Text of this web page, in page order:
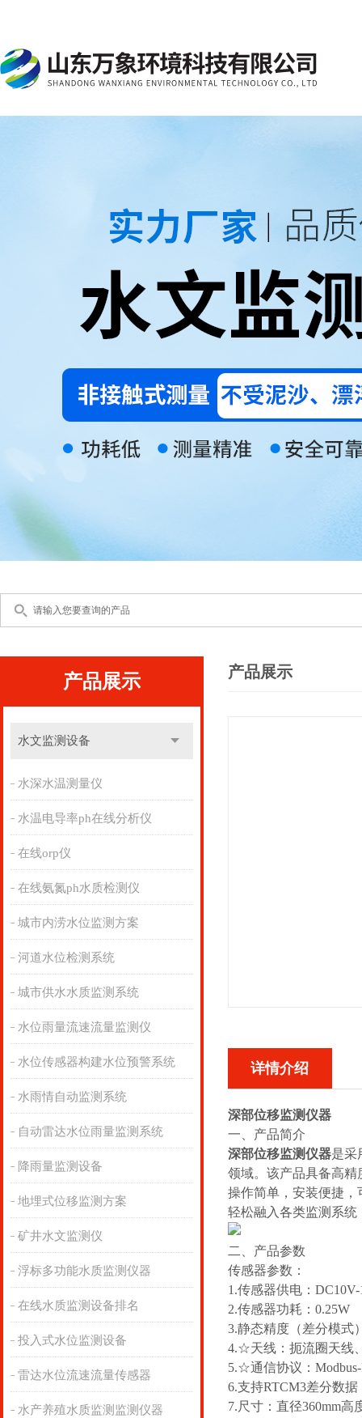
产品展示
水文监测设备
水深水温测量仪
水温电导率ph在线分析仪
在线orp仪
在线氨氮ph水质检测仪
城市内涝水位监测方案
河道水位检测系统
城市供水水质监测系统
水位雨量流速流量监测仪
水位传感器构建水位预警系统
水雨情自动监测系统
自动雷达水位雨量监测系统
降雨量监测设备
地埋式位移监测方案
矿井水文监测仪
浮标多功能水质监测仪器
在线水质监测设备排名
投入式水位监测设备
雷达水位流速流量传感器
水产养殖水质监测监测仪器
产品展示
详情介绍
深部位移监测仪器
一、产品简介
深部位移监测仪器是采
领域。该产品具备高精
操作简单，安装便捷
轻松融入各类监测系
二、产品参数
传感器参数：
1.传感器供电：
2.传感器功耗：0.25W
3.静态精度（差分模式
4.☆天线：扼流圈天线
5.☆通信协议：
6.支持RTCM3差分数据
7.尺寸：直径360mm高